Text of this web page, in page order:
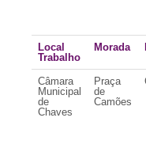
Local
Trabalho
Morada
Câmara
Municipal
de
Chaves
Praça
de
Camões